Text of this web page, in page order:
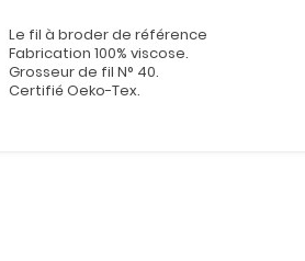
Le fil à broder de référence
Fabrication 100% viscose.
Grosseur de fil N° 40.
Certifié Oeko-Tex.